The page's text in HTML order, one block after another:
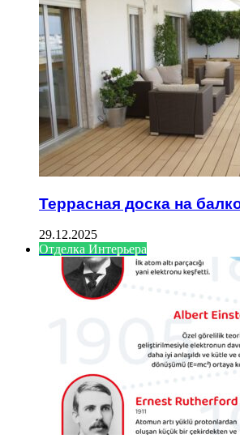
Террасная доска на
29.12.2025
Отделка Интерьера